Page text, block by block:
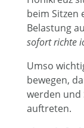
beim Sitzen
Belastung
sofort richte
Umso
bewegen,
werden und
auftreten.